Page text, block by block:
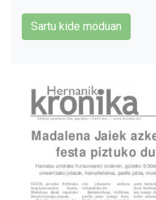
Sartu kide moduan